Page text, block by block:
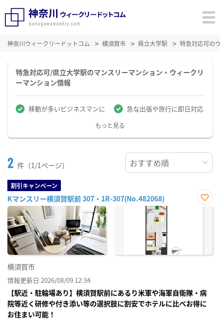
神奈川ウィークリードットコム 横須賀市 県立大学駅 特急対応可の
特急対応可/県立大学駅のマンスリーマンション・ウィークリ
ーマンション情報
移動が多いビジネスマンに 急な出張や旅行に即日対応
もっと見る
2 件（1/1ページ）
割引キャンペーン
Kマンスリー横須賀駅前 307・1R-307(No.482068)
お気
横須賀市
情報更新日 2026/08/09 12:34
【駅近・駐輪場あり】横須賀駅前にあるり米軍や海軍自衛隊・病
院等近く研修や付き添い等の選択肢に割安でホテルに比べお得に
お住まい可能！